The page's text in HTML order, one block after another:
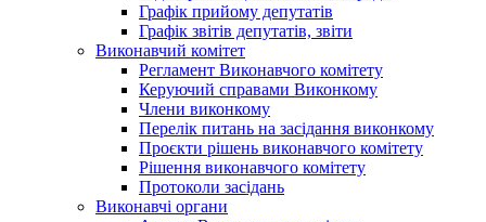
Графік прийому депутатів
Графік звітів депутатів, звіти
Виконавчий комітет
Регламент Виконавчого комітету
Керуючий справами Виконкому
Члени виконкому
Перелік питань на засідання виконкому
Проєкти рішень виконавчого комітету
Рішення виконавчого комітету
Протоколи засідань
Виконавчі органи